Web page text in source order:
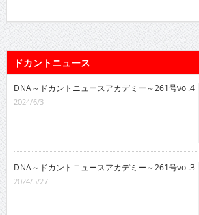
ドカントニュース
DNA～ドカントニュースアカデミー～261号vol.4
2024/6/3
DNA～ドカントニュースアカデミー～261号vol.3
2024/5/27